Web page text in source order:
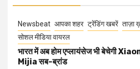
Newsbeat आपका शहर ट्रेंडिंग खबरें ताज़ा
सोशल मीडिया वायरल
भारत में अब होम एप्लायंसेज भी बेचेगी
Mijia सब-ब्रांड